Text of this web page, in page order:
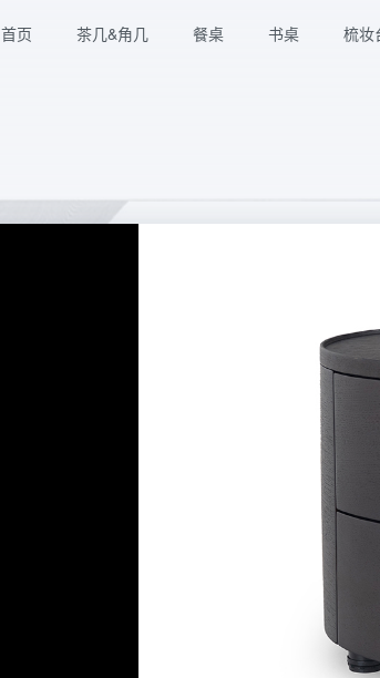
首页 茶几&角几 餐桌 书桌 梳妆